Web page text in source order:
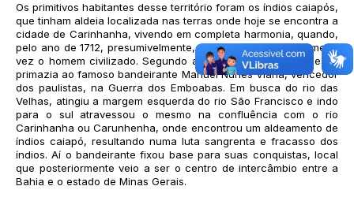
Os primitivos habitantes desse território foram os índios caiapós,
que tinham aldeia localizada nas terras onde hoje se encontra a
cidade de Carinhanha, vivendo em completa harmonia, quando,
pelo ano de 1712, presumivelmente, nele penetrou pela primeira
vez o homem civilizado. Segundo a tradição local, coube essa
primazia ao famoso bandeirante Manuel Nunes Viana, vencedor
dos paulistas, na Guerra dos Emboabas. Em busca do rio das
Velhas, atingiu a margem esquerda do rio São Francisco e indo
para o sul atravessou o mesmo na confluência com o rio
Carinhanha ou Carunhenha, onde encontrou um aldeamento de
índios caiapó, resultando numa luta sangrenta e fracasso dos
índios. Aí o bandeirante fixou base para suas conquistas, local
que posteriormente veio a ser o centro de intercâmbio entre a
Bahia e o estado de Minas Gerais.